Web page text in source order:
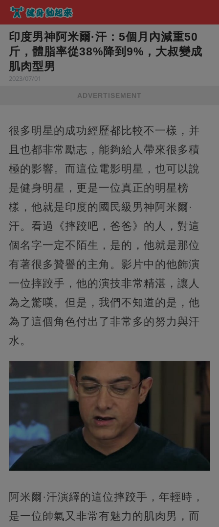
印度男神阿米爾·汗：5個月內減重50
斤，體脂率從38%降到9%，大叔變成
肌肉型男
2023/07/01
ADVERTISEMENT
​很多明星的成功經歷都比較不一樣，并
且也都非常勵志，能夠給人帶來很多積
極的影響。而這位電影明星，也可以說
是健身明星，更是一位真正的明星榜
樣，他就是印度的國民級男神阿米爾·
汗。看過《摔跤吧，爸爸》的人，對這
個名字一定不陌生，是的，他就是那位
有著很多贊譽的主角。影片中的他飾演
一位摔跤手，他的演技非常精湛，讓人
為之驚嘆。但是，我們不知道的是，他
為了這個角色付出了非常多的努力與汗
水。
阿米爾·汗演繹的這位摔跤手，年輕時，
是一位帥氣又非常有魅力的肌肉男，而